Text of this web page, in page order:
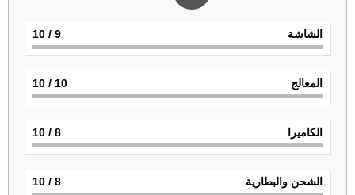
الشاشة 9
/ 10
المعالج 10
/ 10
الكاميرا 8
/ 10
الشحن والبطارية 8
/ 10